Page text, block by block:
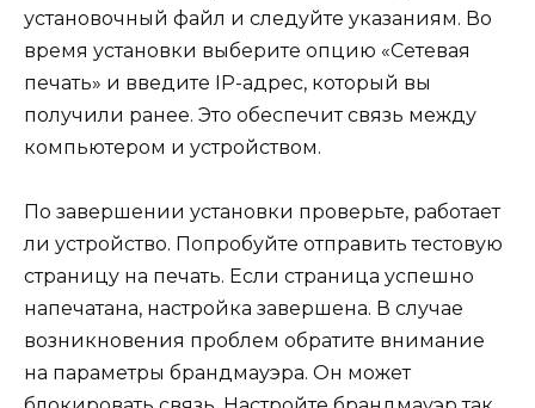
установочный файл и следуйте указаниям. Во
время установки выберите опцию «Сетевая
печать» и введите IP-адрес, который вы
получили ранее. Это обеспечит связь между
компьютером и устройством.
По завершении установки проверьте, работает
ли устройство. Попробуйте отправить тестовую
страницу на печать. Если страница успешно
напечатана, настройка завершена. В случае
возникновения проблем обратите внимание
на параметры брандмауэра. Он может